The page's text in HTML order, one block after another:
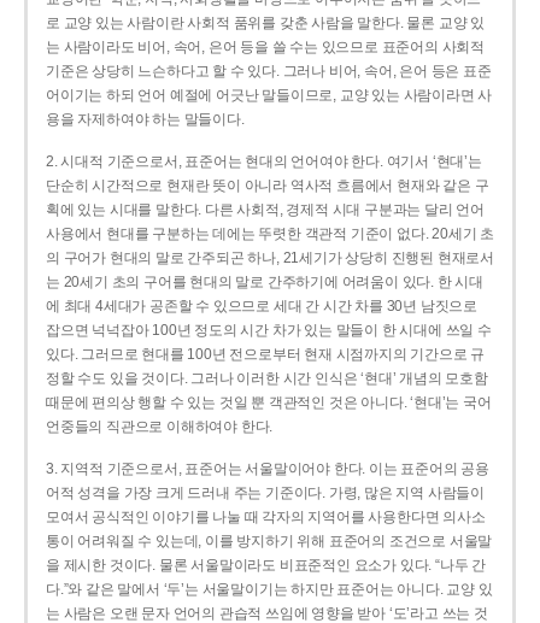
로 교양 있는 사람이란 사회적 품위를 갖춘 사람을 말한다. 물론 교양 있
는 사람이라도 비어, 속어, 은어 등을 쓸 수는 있으므로 표준어의 사회적
기준은 상당히 느슨하다고 할 수 있다. 그러나 비어, 속어, 은어 등은 표준
어이기는 하되 언어 예절에 어긋난 말들이므로, 교양 있는 사람이라면 사
용을 자제하여야 하는 말들이다.
2. 시대적 기준으로서, 표준어는 현대의 언어여야 한다. 여기서 ‘현대’는
단순히 시간적으로 현재란 뜻이 아니라 역사적 흐름에서 현재와 같은 구
획에 있는 시대를 말한다. 다른 사회적, 경제적 시대 구분과는 달리 언어
사용에서 현대를 구분하는 데에는 뚜렷한 객관적 기준이 없다. 20세기 초
의 구어가 현대의 말로 간주되곤 하나, 21세기가 상당히 진행된 현재로서
는 20세기 초의 구어를 현대의 말로 간주하기에 어려움이 있다. 한 시대
에 최대 4세대가 공존할 수 있으므로 세대 간 시간 차를 30년 남짓으로
잡으면 넉넉잡아 100년 정도의 시간 차가 있는 말들이 한 시대에 쓰일 수
있다. 그러므로 현대를 100년 전으로부터 현재 시점까지의 기간으로 규
정할 수도 있을 것이다. 그러나 이러한 시간 인식은 ‘현대’ 개념의 모호함
때문에 편의상 행할 수 있는 것일 뿐 객관적인 것은 아니다. ‘현대’는 국어
언중들의 직관으로 이해하여야 한다.
3. 지역적 기준으로서, 표준어는 서울말이어야 한다. 이는 표준어의 공용
어적 성격을 가장 크게 드러내 주는 기준이다. 가령, 많은 지역 사람들이
모여서 공식적인 이야기를 나눌 때 각자의 지역어를 사용한다면 의사소
통이 어려워질 수 있는데, 이를 방지하기 위해 표준어의 조건으로 서울말
을 제시한 것이다. 물론 서울말이라도 비표준적인 요소가 있다. “나두 간
다.”와 같은 말에서 ‘두’는 서울말이기는 하지만 표준어는 아니다. 교양 있
는 사람은 오랜 문자 언어의 관습적 쓰임에 영향을 받아 ‘도’라고 쓰는 것